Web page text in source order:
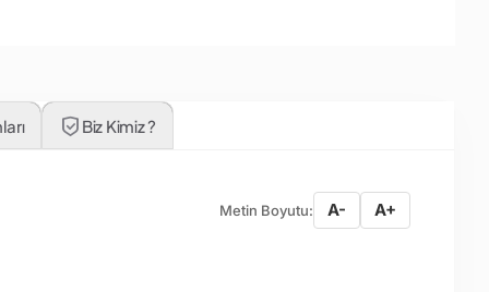
Biz Kimiz ?
Metin Boyutu: A- A+